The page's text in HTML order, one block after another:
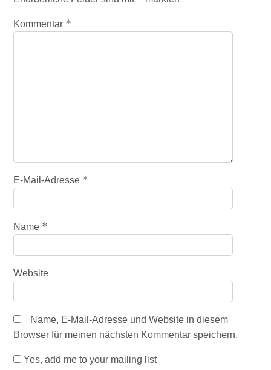
Kommentar *
E-Mail-Adresse *
Name *
Website
Name, E-Mail-Adresse und Website in diesem
Browser für meinen nächsten Kommentar speichern.
Yes, add me to your mailing list